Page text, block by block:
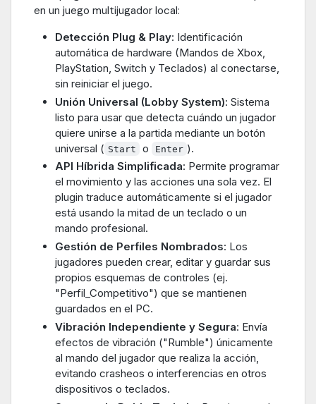
en un juego multijugador local:
Detección Plug & Play: Identificación
automática de hardware (Mandos de Xbox,
PlayStation, Switch y Teclados) al conectarse,
sin reiniciar el juego.
Unión Universal (Lobby System): Sistema
listo para usar que detecta cuándo un jugador
quiere unirse a la partida mediante un botón
universal ( Start o Enter ).
API Híbrida Simplificada: Permite programar
el movimiento y las acciones una sola vez. El
plugin traduce automáticamente si el jugador
está usando la mitad de un teclado o un
mando profesional.
Gestión de Perfiles Nombrados: Los
jugadores pueden crear, editar y guardar sus
propios esquemas de controles (ej.
"Perfil_Competitivo") que se mantienen
guardados en el PC.
Vibración Independiente y Segura: Envía
efectos de vibración ("Rumble") únicamente
al mando del jugador que realiza la acción,
evitando crasheos o interferencias en otros
dispositivos o teclados.